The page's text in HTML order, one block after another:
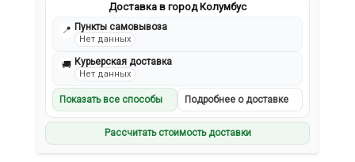
Доставка в город Колумбус
📍 Пункты самовывоза
Нет данных
🚚 Курьерская доставка
Нет данных
Показать все способы Подробнее о доставке
Рассчитать стоимость доставки